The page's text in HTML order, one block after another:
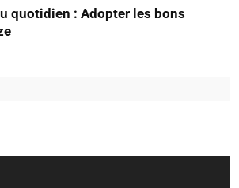
quotidien : Adopter les bons